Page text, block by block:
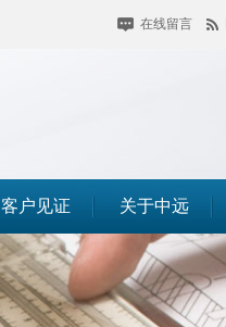
在线留言
储料仓滑模
客户见证 关于中远
公司简介
企业相册